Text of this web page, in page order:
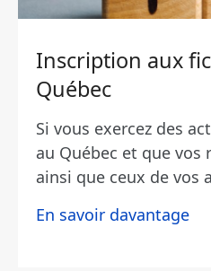
Inscription aux
Québec
Si vous exercez des
au Québec et que vos
ainsi que ceux de vos
En savoir davantage